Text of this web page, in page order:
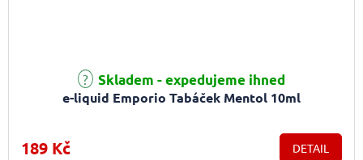
e-liquid Emporio Tabáček Mentol 10ml
Skladem - expedujeme ihned
189 Kč DETAIL